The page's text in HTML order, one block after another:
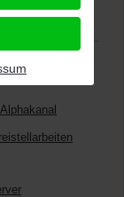
Alphakanal